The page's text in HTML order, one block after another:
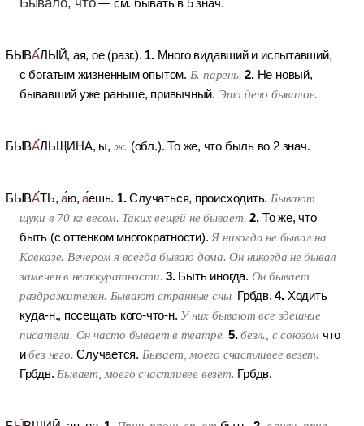
— см. бывать в 5 знач.
БЫВАЛЫЙ, ая, ое (разг.). 1. Много видавший и испытавший,
с богатым жизненным опытом. Б. парень. 2. Не новый,
бывавший уже раньше, привычный. Это дело бывалое.
БЫВАЛЬЩИНА, ы, ж. (обл.).То же, что быль во 2 знач.
БЫВАТЬ,аю,аешь. 1. Случаться, происходить. Бывают
щуки в 70 кг весом. Таких вещей не бывает. 2. То же, что
быть (с оттенком многократности). Я никогда не бывал на
Кавказе. Вечером я всегда бываю дома. Он никогда не бывал
замечен в неаккуратности. 3. Быть иногда. Он бывает
раздражителен. Бывают странные сны. Грбдв. 4. Ходить
куда-н., посещать кого-что-н. У них бывают все здешние
писатели. Он часто бывает в театре. 5. безл., с союзом что
ибез него. Случается. Бывает, моего счастливее везет.
Грбдв. Бывает, моего счастливее везет. Грбдв.